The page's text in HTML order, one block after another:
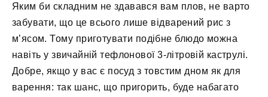
Яким би складним не здавався вам плов, не варто
забувати, що це всього лише відварений рис з
м’ясом. Тому приготувати подібне блюдо можна
навіть у звичайній тефлонової 3-літровій каструлі.
Добре, якщо у вас є посуд з товстим дном як для
варення: так шанс, що пригорить, буде набагато